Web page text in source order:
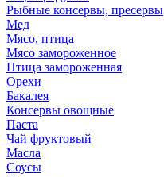
Рыбные консервы, пресервы
Мед
Мясо, птица
Мясо замороженное
Птица замороженная
Орехи
Бакалея
Консервы овощные
Паста
Чай фруктовый
Масла
Соусы